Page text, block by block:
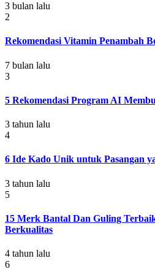
3 bulan lalu
2
Rekomendasi Vitamin Penambah
7 bulan lalu
3
5 Rekomendasi Program AI
3 tahun lalu
4
6 Ide Kado Unik untuk Pasangan
3 tahun lalu
5
15 Merk Bantal Dan Guling
Berkualitas
4 tahun lalu
6